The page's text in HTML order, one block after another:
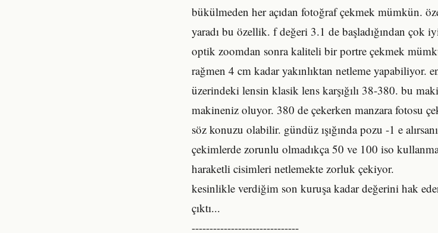
bükülmeden her açıdan fotoğraf çekmek mümkün.
yaradı bu özellik. f değeri 3.1 de başladığından
optik zoomdan sonra kaliteli bir portre çekmek
rağmen 4 cm kadar yakınlıktan netleme yapabiliyor.
üzerindeki lensin klasik lens karşığılı 38-380. bu
makineniz oluyor. 380 de çekerken manzara fotosu
söz konuzu olabilir. gündüz ışığında pozu -1 e
çekimlerde zorunlu olmadıkça 50 ve 100 iso
haraketli cisimleri netlemekte zorluk çekiyor.
kesinlikle verdiğim son kuruşa kadar değerini hak
çıktı...
------------------------------